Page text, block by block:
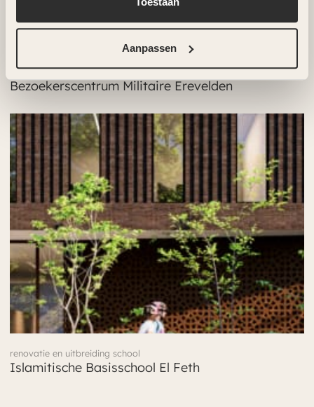
Aanpassen
paviljoen in het bos
Bezoekerscentrum Militaire Erevelden
renovatie en uitbreiding school
Islamitische Basisschool El Feth